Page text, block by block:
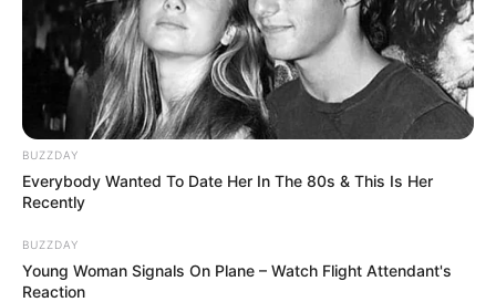
BUZZDAY
Everybody Wanted To Date Her In The 80s & This Is Her
Recently
BUZZDAY
Young Woman Signals On Plane – Watch Flight Attendant's
Reaction